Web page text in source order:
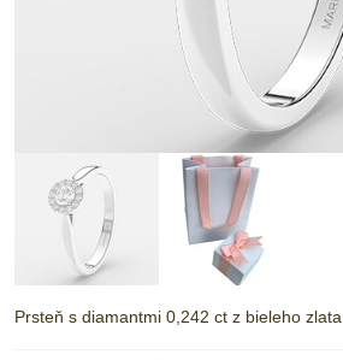
Prsteň s diamantmi 0,242 ct z bieleho zlata.